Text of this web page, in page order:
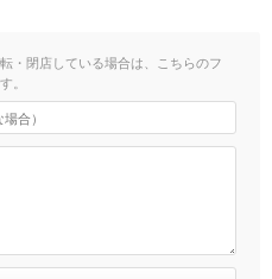
・閉店している場合は、こちらのフ
。